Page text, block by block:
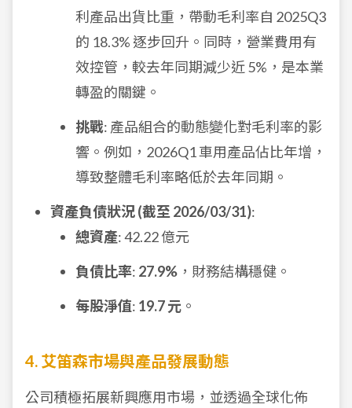
利產品出貨比重，帶動毛利率自 2025Q3
的 18.3% 逐步回升。同時，營業費用有
效控管，較去年同期減少近 5%，是本業
轉盈的關鍵。
挑戰: 產品組合的動態變化對毛利率的影
響。例如，2026Q1 車用產品佔比年增，
導致整體毛利率略低於去年同期。
資產負債狀況 (截至 2026/03/31):
總資產: 42.22 億元
負債比率: 27.9% ，財務結構穩健。
每股淨值: 19.7 元 。
4. 艾笛森市場與產品發展動態
公司積極拓展新興應用市場，並透過全球化佈